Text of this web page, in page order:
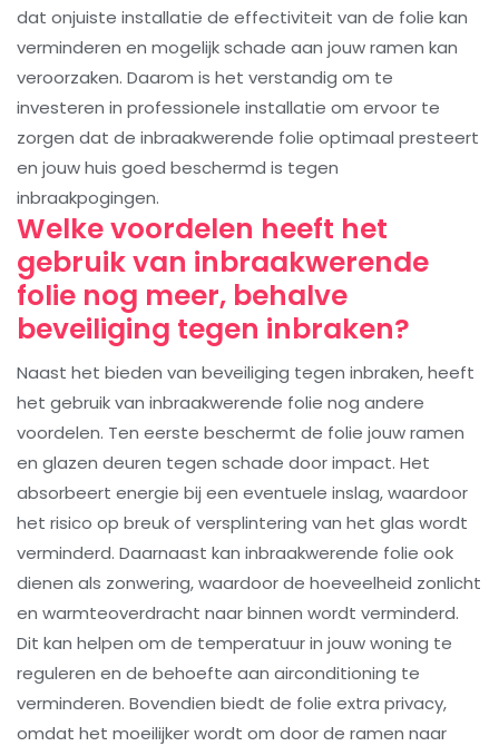
dat onjuiste installatie de effectiviteit van de folie kan
verminderen en mogelijk schade aan jouw ramen kan
veroorzaken. Daarom is het verstandig om te
investeren in professionele installatie om ervoor te
zorgen dat de inbraakwerende folie optimaal presteert
en jouw huis goed beschermd is tegen
inbraakpogingen.
Welke voordelen heeft het
gebruik van inbraakwerende
folie nog meer, behalve
beveiliging tegen inbraken?
Naast het bieden van beveiliging tegen inbraken, heeft
het gebruik van inbraakwerende folie nog andere
voordelen. Ten eerste beschermt de folie jouw ramen
en glazen deuren tegen schade door impact. Het
absorbeert energie bij een eventuele inslag, waardoor
het risico op breuk of versplintering van het glas wordt
verminderd. Daarnaast kan inbraakwerende folie ook
dienen als zonwering, waardoor de hoeveelheid zonlicht
en warmteoverdracht naar binnen wordt verminderd.
Dit kan helpen om de temperatuur in jouw woning te
reguleren en de behoefte aan airconditioning te
verminderen. Bovendien biedt de folie extra privacy,
omdat het moeilijker wordt om door de ramen naar